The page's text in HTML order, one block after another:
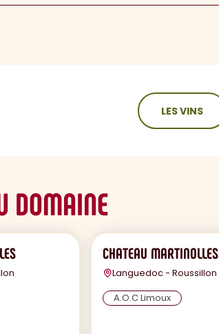
LES VINS
DOMAINE
CHATEAU MARTINOLLES
Languedoc - Roussillon
A.O.C Limoux